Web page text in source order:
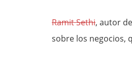
Ramit Sethi, autor
sobre los negocios,